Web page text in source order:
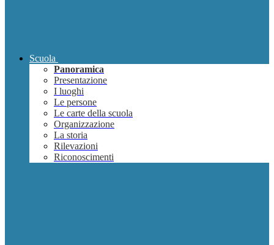
Scuola
Panoramica
Presentazione
I luoghi
Le persone
Le carte della scuola
Organizzazione
La storia
Rilevazioni
Riconoscimenti